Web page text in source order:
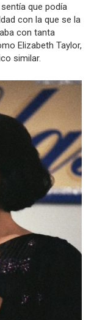
que podía
con la que se la
con tanta
Elizabeth Taylor,
similar.